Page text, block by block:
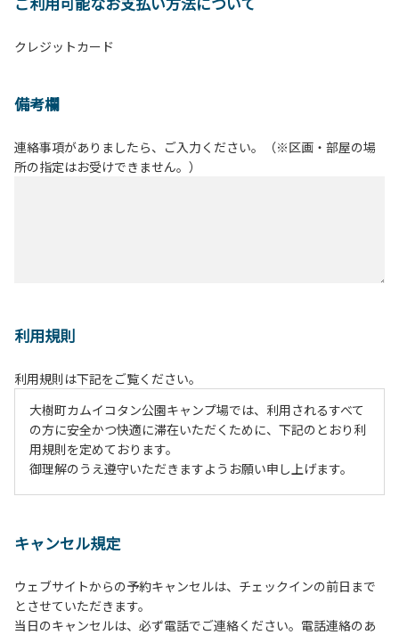
クレジットカード
備考欄
連絡事項がありましたら、ご入力ください。（※区画・部屋の場
所の指定はお受けできません。）
利用規則
利用規則は下記をご覧ください。
大樹町カムイコタン公園キャンプ場では、利用されるすべて
の方に安全かつ快適に滞在いただくために、下記のとおり利
用規則を定めております。
御理解のうえ遵守いただきますようお願い申し上げます。
２、中学生以下だけでの利用はできません。高校生以上の方
３、テントサイト（多目的広場を含む。）の使用は、事前に
予約いただいた方のみで、連泊の方を除き、正午からです。
基本的に、テント1張りにつき1区画の予約をお願いします。
キャンセル規定
ウェブサイトからの予約キャンセルは、チェックインの前日まで
とさせていただきます。
当日のキャンセルは、必ず電話でご連絡ください。電話連絡のあ